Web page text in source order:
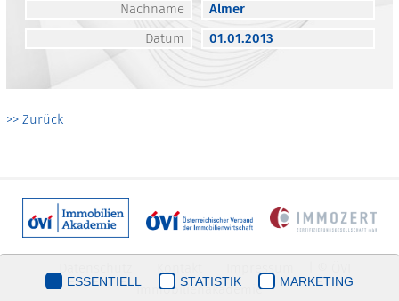
Nachname
Almer
Datum
01.01.2013
>> Zurück
Immobilienakademie
ESSENTIELL STATISTIK
MARKETING